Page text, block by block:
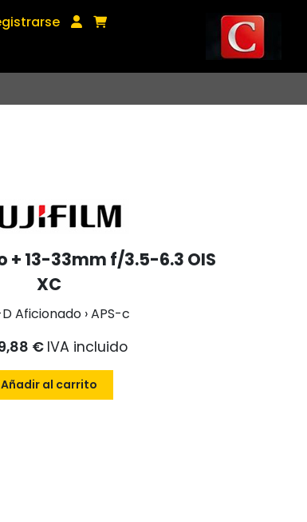
+ 13-33mm f/3.5-6.3 OIS
XC
Aficionado › APS-c
€ IVA incluido
Añadir al carrito